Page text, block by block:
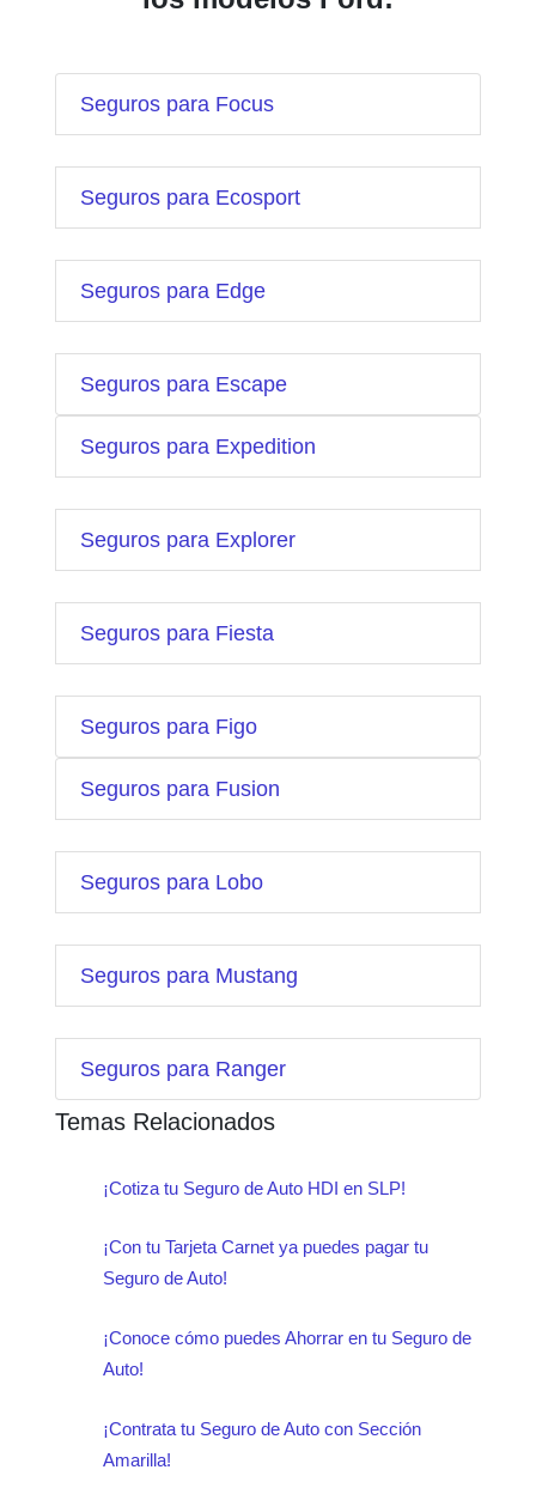
Seguros para Focus
Seguros para Ecosport
Seguros para Edge
Seguros para Escape
Seguros para Expedition
Seguros para Explorer
Seguros para Fiesta
Seguros para Figo
Seguros para Fusion
Seguros para Lobo
Seguros para Mustang
Seguros para Ranger
Temas Relacionados
¡Cotiza tu Seguro de Auto HDI en SLP!
¡Con tu Tarjeta Carnet ya puedes pagar tu
Seguro de Auto!
¡Conoce cómo puedes Ahorrar en tu Seguro de
Auto!
¡Contrata tu Seguro de Auto con Sección
Amarilla!